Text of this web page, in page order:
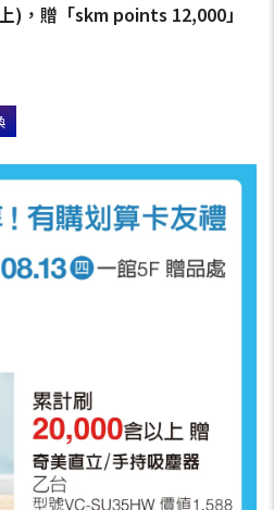
)，贈「skm points 12,000」